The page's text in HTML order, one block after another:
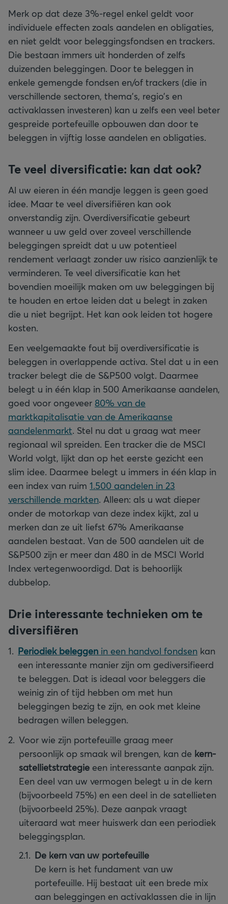
Merk op dat deze 3%-regel enkel geldt voor
individuele effecten zoals aandelen en obligaties,
en niet geldt voor beleggingsfondsen en trackers.
Die bestaan immers uit honderden of zelfs
duizenden beleggingen. Door te beleggen in
enkele gemengde fondsen en/of trackers (die in
verschillende sectoren, thema’s, regio’s en
activaklassen investeren) kan u zelfs een veel beter
gespreide portefeuille opbouwen dan door te
beleggen in vijftig losse aandelen en obligaties.
Te veel diversificatie: kan dat ook?
Al uw eieren in één mandje leggen is geen goed
idee. Maar te veel diversifiëren kan ook
onverstandig zijn. Overdiversificatie gebeurt
wanneer u uw geld over zoveel verschillende
beleggingen spreidt dat u uw potentieel
rendement verlaagt zonder uw risico aanzienlijk te
verminderen. Te veel diversificatie kan het
bovendien moeilijk maken om uw beleggingen bij
te houden en ertoe leiden dat u belegt in zaken
die u niet begrijpt. Het kan ook leiden tot hogere
kosten.
Een veelgemaakte fout bij overdiversificatie is
beleggen in overlappende activa. Stel dat u in een
tracker belegt die de S&P500 volgt. Daarmee
belegt u in één klap in 500 Amerikaanse aandelen,
goed voor ongeveer 80% van de
marktkapitalisatie van de Amerikaanse
aandelenmarkt. Stel nu dat u graag wat meer
regionaal wil spreiden. Een tracker die de MSCI
World volgt, lijkt dan op het eerste gezicht een
slim idee. Daarmee belegt u immers in één klap in
een index van ruim 1.500 aandelen in 23
verschillende markten. Alleen: als u wat dieper
onder de motorkap van deze index kijkt, zal u
merken dan ze uit liefst 67% Amerikaanse
aandelen bestaat. Van de 500 aandelen uit de
S&P500 zijn er meer dan 480 in de MSCI World
Index vertegenwoordigd. Dat is behoorlijk
dubbelop.
Drie interessante technieken om te
diversifiëren
Periodiek beleggen in een handvol fondsen kan
een interessante manier zijn om gediversifieerd
te beleggen. Dat is ideaal voor beleggers die
weinig zin of tijd hebben om met hun
beleggingen bezig te zijn, en ook met kleine
bedragen willen beleggen.
Voor wie zijn portefeuille graag meer
persoonlijk op smaak wil brengen, kan de kern-
satellietstrategie een interessante aanpak zijn.
Een deel van uw vermogen belegt u in de kern
(bijvoorbeeld 75%) en een deel in de satellieten
(bijvoorbeeld 25%). Deze aanpak vraagt
uiteraard wat meer huiswerk dan een periodiek
beleggingsplan.
De kern van uw portefeuille
De kern is het fundament van uw
portefeuille. Hij bestaat uit een brede mix
aan beleggingen en activaklassen die in lijn